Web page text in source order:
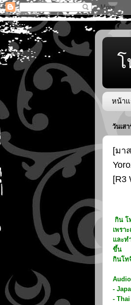
หน้าแ
วันเส
[มา
[R3
กิน โ
เพรา
และท
ขึ้น
กินโท
-
-